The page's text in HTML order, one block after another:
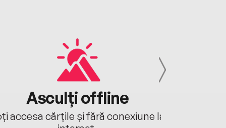
Asculți offline
accesa cărțile și fără conexiune la